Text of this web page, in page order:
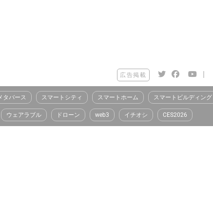
広告掲載 |
タバース スマートシティ スマートホーム スマートビルディング
ウェアラブル ドローン web3 イチオシ CES2026